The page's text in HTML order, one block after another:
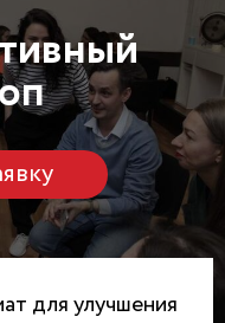
для улучшения